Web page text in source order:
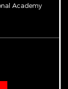
Academy